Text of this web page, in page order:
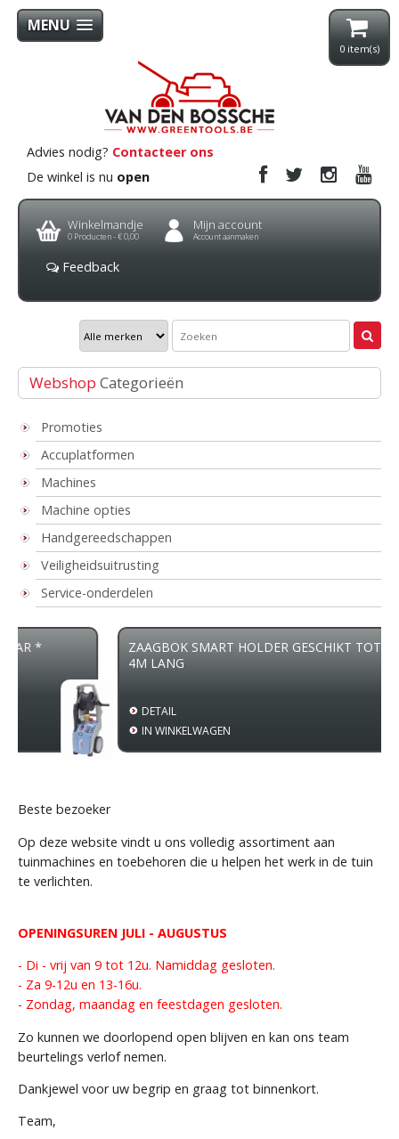
MENU
0 item(s)
Advies nodig? Contacteer ons
De winkel is nu open
Winkelmandje
0 Producten -€ 0,00
Mijn account
Account aanmaken
Feedback
Webshop Categorieën
Promoties
Accuplatformen
Machines
Machine opties
Handgereedschappen
Veiligheidsuitrusting
Service-onderdelen
ZAAGBOK SMART HOLDER GESCHIKT TOT Ø25CM -
DETAIL
IN WINKELWAGEN
Beste bezoeker
Op deze website vindt u ons volledig assortiment aan
tuinmachines en toebehoren die u helpen het werk in de tuin
te verlichten.
OPENINGSUREN JULI - AUGUSTUS
- Di - vrij van 9 tot 12u. Namiddag gesloten.
- Za 9-12u en 13-16u.
- Zondag, maandag en feestdagen gesloten.
Zo kunnen we doorlopend open blijven en kan ons team
beurtelings verlof nemen.
Dankjewel voor uw begrip en graag tot binnenkort.
Team,